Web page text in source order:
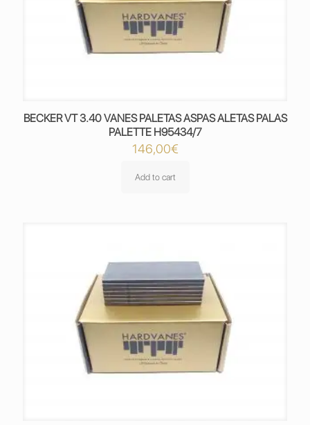
BECKER VT 3.40 VANES PALETAS ASPAS ALETAS PALAS
PALETTE H95434/7
146,00€
Add to cart